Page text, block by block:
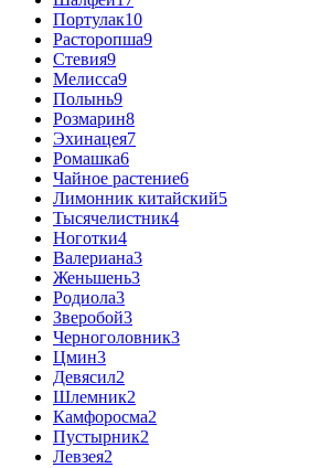
Портулак10
Расторопша9
Стевия9
Мелисса9
Полынь9
Розмарин8
Эхинацея7
Ромашка6
Чайное растение6
Лимонник китайский5
Тысячелистник4
Ноготки4
Валериана3
Женьшень3
Родиола3
Зверобой3
Черноголовник3
Цмин3
Девясил2
Шлемник2
Камфоросма2
Пустырник2
Левзея2